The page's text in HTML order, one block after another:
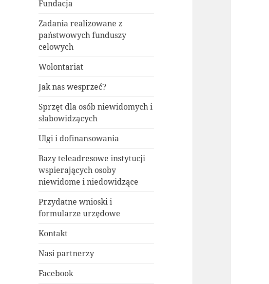
Fundacja
Zadania realizowane z
państwowych funduszy
celowych
Wolontariat
Jak nas wesprzeć?
Sprzęt dla osób niewidomych i
słabowidzących
Ulgi i dofinansowania
Bazy teleadresowe instytucji
wspierających osoby
niewidome i niedowidzące
Przydatne wnioski i
formularze urzędowe
Kontakt
Nasi partnerzy
Facebook